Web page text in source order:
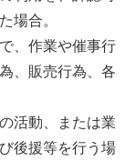
場合。
、作業や催事行
、販売行為、各
活動、または業
後援等を行う場